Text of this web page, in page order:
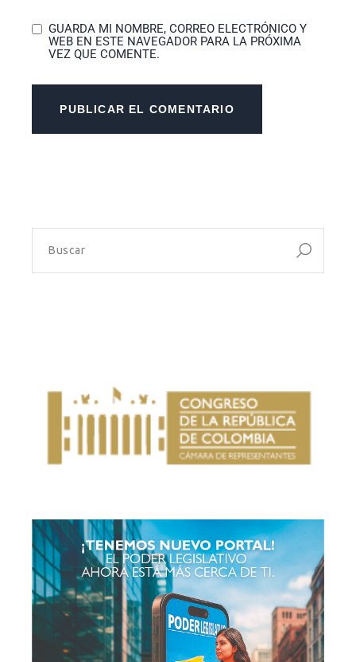
GUARDA MI NOMBRE, CORREO ELECTRÓNICO Y
WEB EN ESTE NAVEGADOR PARA LA PRÓXIMA
VEZ QUE COMENTE.
PUBLICAR EL COMENTARIO